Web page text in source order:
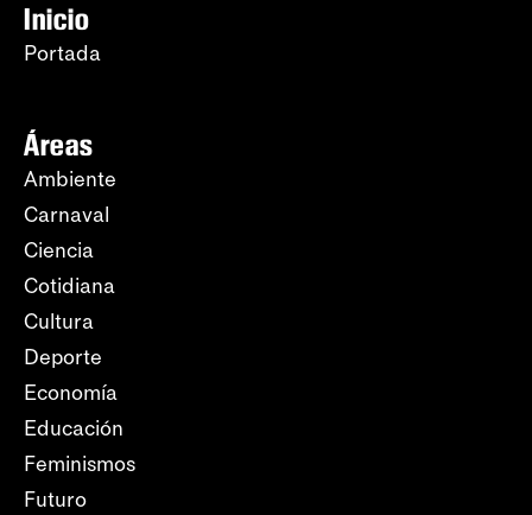
Inicio
Portada
Áreas
Ambiente
Carnaval
Ciencia
Cotidiana
Cultura
Deporte
Economía
Educación
Feminismos
Futuro